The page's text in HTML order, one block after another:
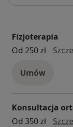
Fizjoterapia
Od 250 zł
Umów
Konsultacja
Od 350 zł